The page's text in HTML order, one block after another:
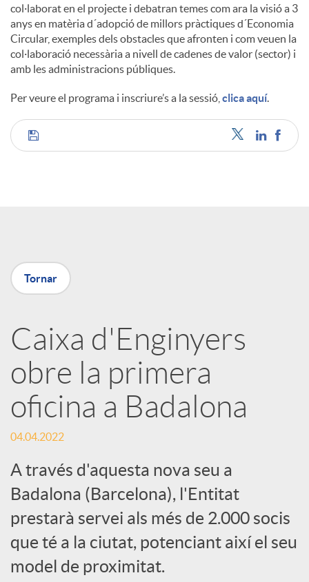
col·laborat en el projecte i debatran temes com ara la visió a 3
anys en matèria d´adopció de millors pràctiques d´Economia
Circular, exemples dels obstacles que afronten i com veuen la
col·laboració necessària a nivell de cadenes de valor (sector) i
amb les administracions públiques.
Per veure el programa i inscriure’s a la sessió, clica aquí.
C
p
a
r
t
i
r
a
Tornar
Caixa d'Enginyers
obre la primera
oficina a Badalona
04.04.2022
A través d'aquesta nova seu a
Badalona (Barcelona), l'Entitat
prestarà servei als més de 2.000 socis
que té a la ciutat, potenciant així el seu
model de proximitat.